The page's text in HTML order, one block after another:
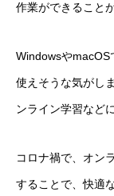
作業ができること
WindowsやmacOS
使えそうな気がし
ンライン学習など
コロナ禍で、オン
することで、快適